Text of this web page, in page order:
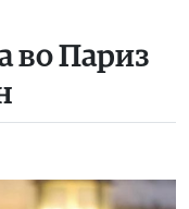
во Париз